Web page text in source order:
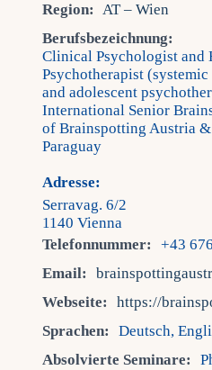
Region: AT – Wien
Berufsbezeichnung:
Clinical Psychologist and
Psychotherapist
and adolescent
International Senior
of Brainspotting Austria
Paraguay
Adresse:
Serravag. 6/2
1140 Vienna
Telefonnummer:
+43
Email:
Webseite:
https://
Sprachen:
Deutsch,
Absolvierte Seminare: